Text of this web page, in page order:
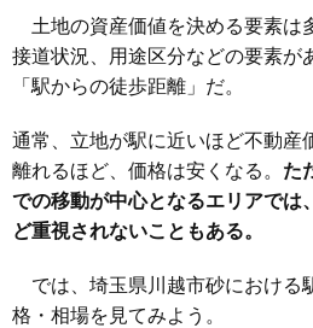
34 神明町 62万円
35 藤間 62万円
36 志多町
37 岸町 61万円
38 的場北 60万円
39 寿町 60万円
40 寺尾 59万円
42 並木新町
土地の資産価値を決める要素は
接道状況、用途区分などの要素が
「駅からの徒歩距離」だ。
通常、立地が駅に近いほど不動産
離れるほど、価格は安くなる。 た
での移動が中心となるエリアでは
ど重視されないこともある。
では、埼玉県川越市砂における
格・相場を見てみよう。